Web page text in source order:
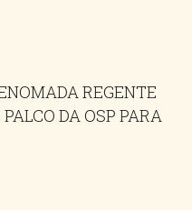
REGENTE
DA OSP PARA